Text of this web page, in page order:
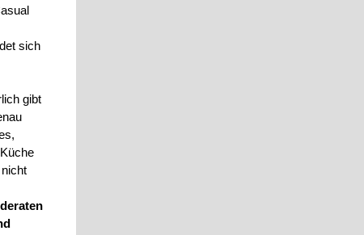
sich
gibt